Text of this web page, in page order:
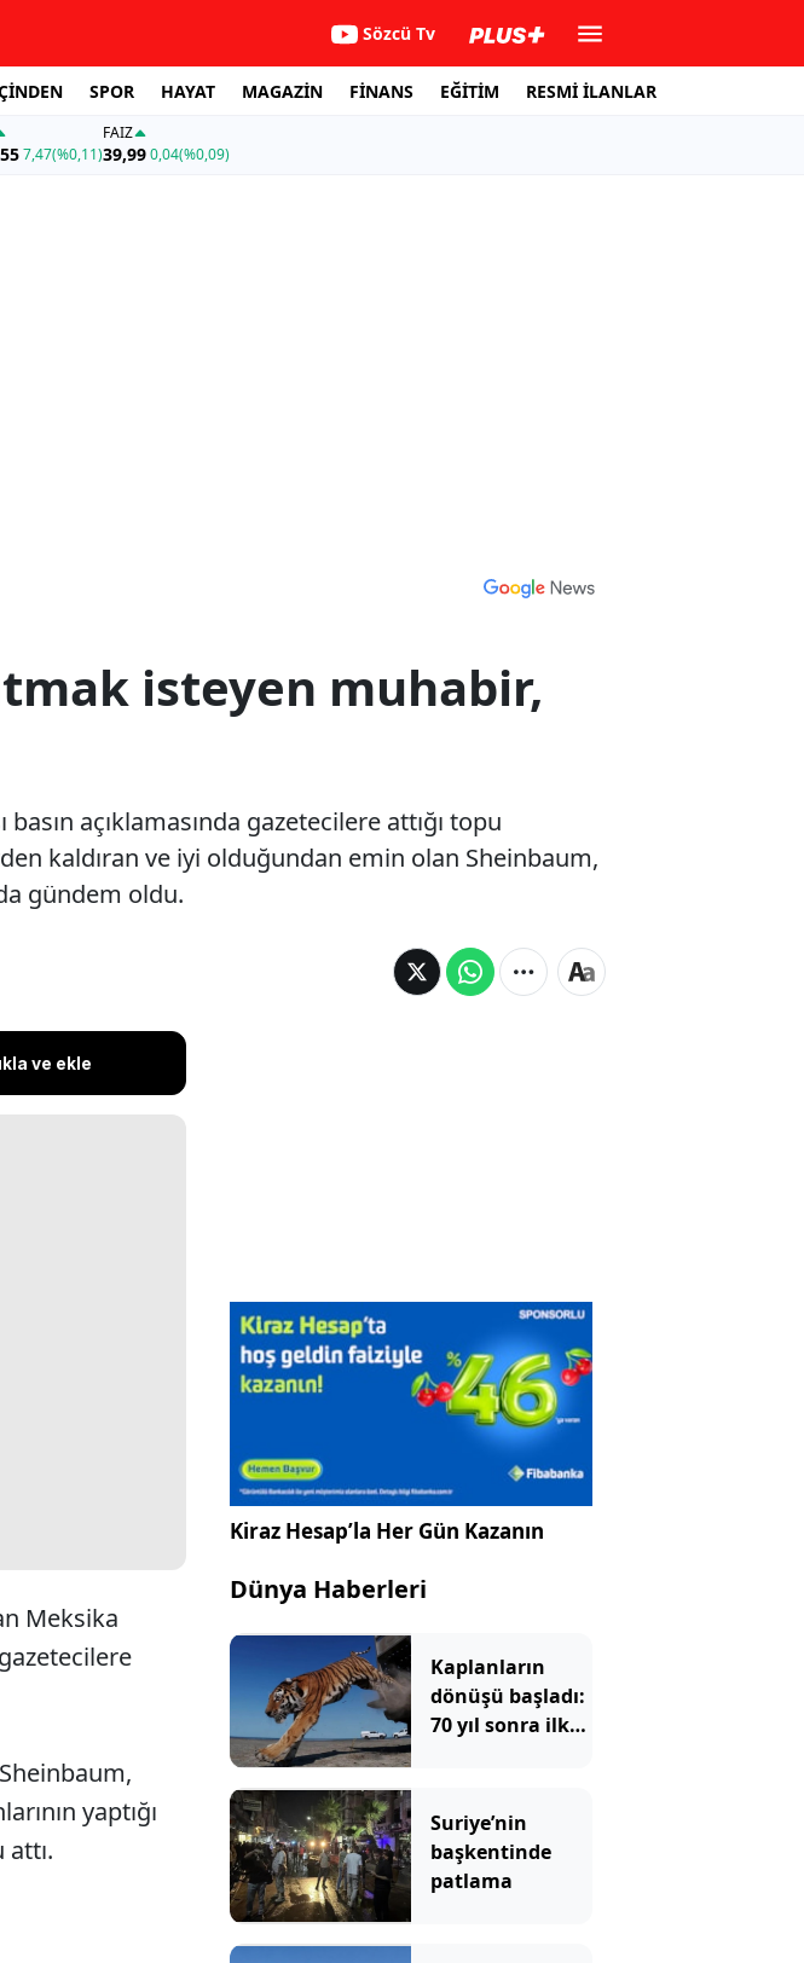
Sözcü Tv
SPOR HAYAT MAGAZİN FİNANS EĞİTİM RESMİ İLANLAR
7,47(%0,11)
FAİZ
39,990,04(%0,09)
isteyen muhabir,
açıklamasında gazetecilere attığı topu
kaldıran ve iyi olduğundan emin olan Sheinbaum,
gündem oldu.
ve ekle
Meksika
yaptığı
Kiraz Hesap’la Her Gün Kazanın
Dünya Haberleri
Kaplanların
dönüşü başladı:
70 yıl sonra ilk
Suriye’nin
başkentinde
patlama